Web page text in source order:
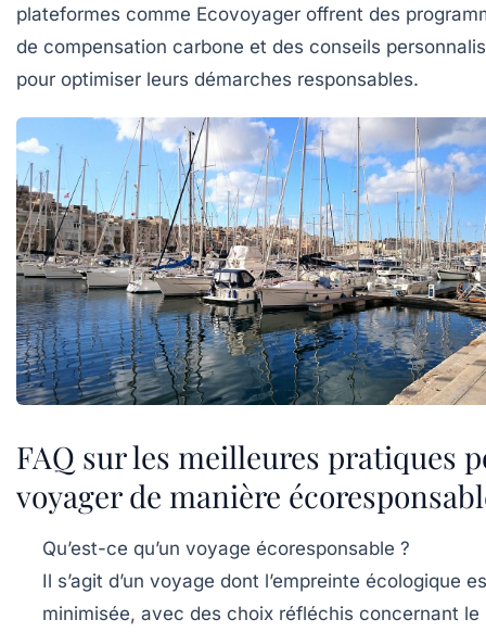
plateformes comme Ecovoyager offrent des
de compensation carbone et des conseils
pour optimiser leurs démarches responsables.
FAQ sur les meilleures pratiques
voyager de manière
Qu’est-ce qu’un voyage écoresponsable ?
Il s’agit d’un voyage dont l’empreinte écologique
minimisée, avec des choix réfléchis concernant le